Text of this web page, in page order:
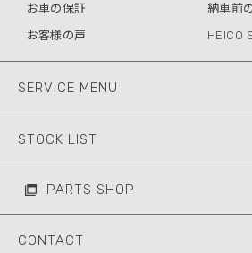
お車の保証
納車前
お客様の声
HEICO
SERVICE MENU
STOCK LIST
PARTS SHOP
CONTACT